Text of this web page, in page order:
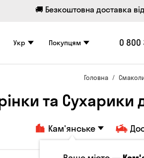
🚚 Безкоштовна доставка
Укр Покупцям 0 800
Головна
та
Кам'янське